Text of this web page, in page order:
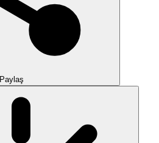
Paylaş